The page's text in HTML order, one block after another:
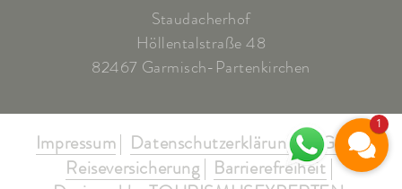
Staudacherhof
Höllentalstraße 48
82467 Garmisch-Partenkirchen
Impressum Datenschutzerklärung
AGB's
Reiseversicherung
Barrierefreiheit
1